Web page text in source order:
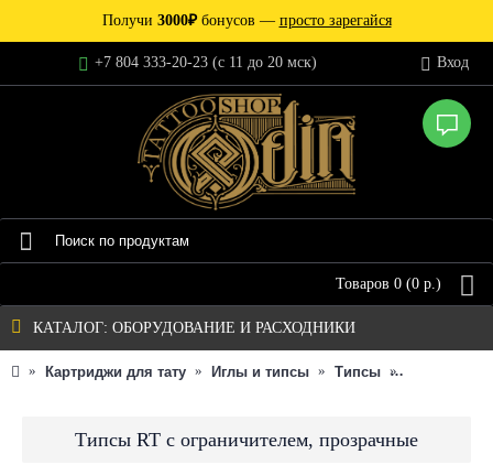
Получи 3000₽бонусов — просто зарегайся
+7 804 333-20-23 (c 11 до 20 мск) Вход
Товаров 0 (0 р.)
КАТАЛОГ: ОБОРУДОВАНИЕ И РАСХОДНИКИ
Картриджи для тату Иглы и типсы Типсы
Типсы RT с ограничителем, прозрачные